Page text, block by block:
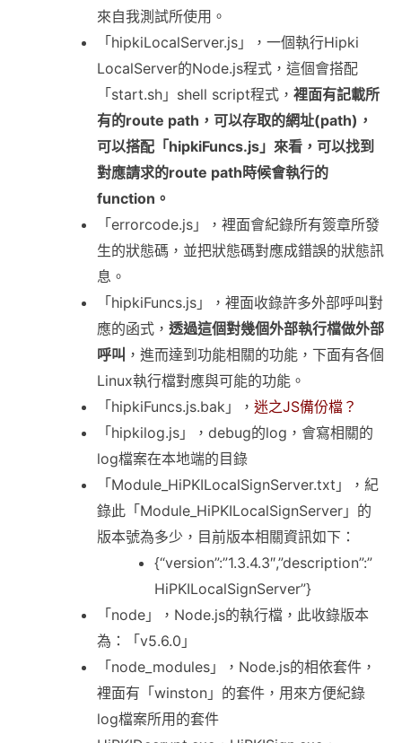
來自我測試所使用。
「hipkiLocalServer.js」，一個執行Hipki
LocalServer的Node.js程式，這個會搭配
「start.sh」shell script程式， 裡面有記載所
有的route path，可以存取的網址(path)，
可以搭配「hipkiFuncs.js」來看，可以找到
對應請求的route path時候會執行的
function。
「errorcode.js」，裡面會紀錄所有簽章所發
生的狀態碼，並把狀態碼對應成錯誤的狀態訊
息。
「hipkiFuncs.js」，裡面收錄許多外部呼叫對
應的函式， 透過這個對幾個外部執行檔做外部
呼叫 ，進而達到功能相關的功能，下面有各個
Linux執行檔對應與可能的功能。
「hipkiFuncs.js.bak」， 迷之JS備份檔？
「hipkilog.js」，debug的log，會寫相關的
log檔案在本地端的目錄
「Module_HiPKILocalSignServer.txt」，紀
錄此「Module_HiPKILocalSignServer」的
版本號為多少，目前版本相關資訊如下：
{“version”:”1.3.4.3″,”description”:”
HiPKILocalSignServer”}
「node」，Node.js的執行檔，此收錄版本
為：「v5.6.0」
「node_modules」，Node.js的相依套件，
裡面有「winston」的套件，用來方便紀錄
log檔案所用的套件